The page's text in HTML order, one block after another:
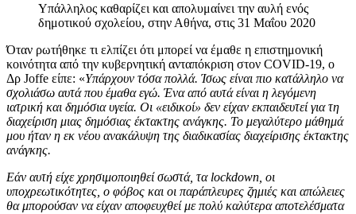
Υπάλληλος καθαρίζει και απολυμαίνει την αυλή ενός
δημοτικού σχολείου, στην Αθήνα, στις 31 Μαΐου 2020
Όταν ρωτήθηκε τι ελπίζει ότι μπορεί να έμαθε η επιστημονική
κοινότητα από την κυβερνητική ανταπόκριση στον COVID-19, ο
Δρ Joffe είπε: «Υπάρχουν τόσα πολλά. Ίσως είναι πιο κατάλληλο να
σχολιάσω αυτά που έμαθα εγώ. Ένα από αυτά είναι η λεγόμενη
ιατρική και δημόσια υγεία. Οι «ειδικοί» δεν είχαν εκπαιδευτεί για τη
διαχείριση μιας δημόσιας έκτακτης ανάγκης. Το μεγαλύτερο μάθημά
μου ήταν η εκ νέου ανακάλυψη της διαδικασίας διαχείρισης έκτακτης
ανάγκης.
Εάν αυτή είχε χρησιμοποιηθεί σωστά, τα lockdown, οι
υποχρεωτικότητες, ο φόβος και οι παράπλευρες ζημιές και απώλειες
θα μπορούσαν να είχαν αποφευχθεί με πολύ καλύτερα αποτελέσματα